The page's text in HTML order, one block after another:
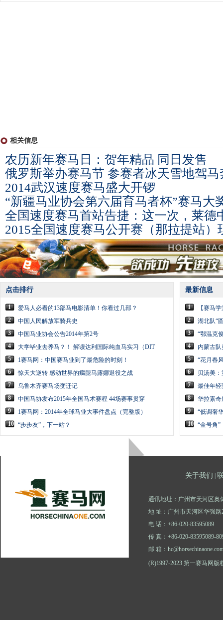
相关信息
农历新年赛马日：贺年精品 同日发售
俄罗斯举办赛马节 参赛者冰天雪地驾马
2014武汉速度赛马盛大开锣
“新疆马业协会第六届育马者杯”赛马大
全国速度赛马首站告捷：这一次，莱德
2015全国速度赛马公开赛（那拉提站）
点击排行
1
爱马人必看的13部马电影清单！你看过几部？
2
中国人民解放军骑兵史
3
中国马业协会公告2014年第2号
4
大学毕业去养马？！ 解读达利国际纯血马实习（DIT
5
1赛马网：中国赛马业到了最危险的时刻！
6
惊天大逆转 感动世界的瘸腿马露娜退役之战
7
乌鲁木齐赛马场变迁记
8
中国马协发布2015年全国马术赛程 44场赛事贯穿
9
1赛马网：2014年全球马业大事件盘点（完整版）
10 “步步友”，下一站？
最新信息
1
【赛马
2
湖北队“
3
“鄂温克
4
内蒙古
5
“花月春
6
贝汤美
7
最佳年轻
8
华拉素奇
9
“低调奢
10 “金号角”
关于我们
通讯地址：广州市天河区奥
地 址：广州市天河区华强路
电 话：+86-020-83595089
传 真：+86-020-83595089-
邮 箱：
(R)1997-2023 第一赛马网版